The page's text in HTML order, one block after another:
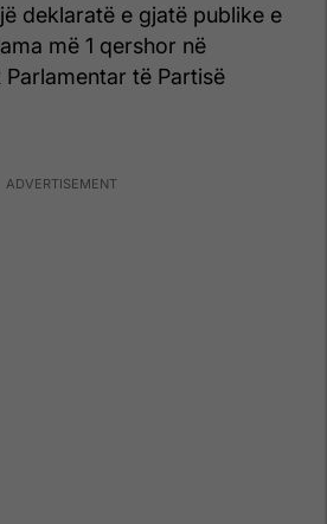
deklaratë e gjatë publike e
më 1 qershor në
të Partisë